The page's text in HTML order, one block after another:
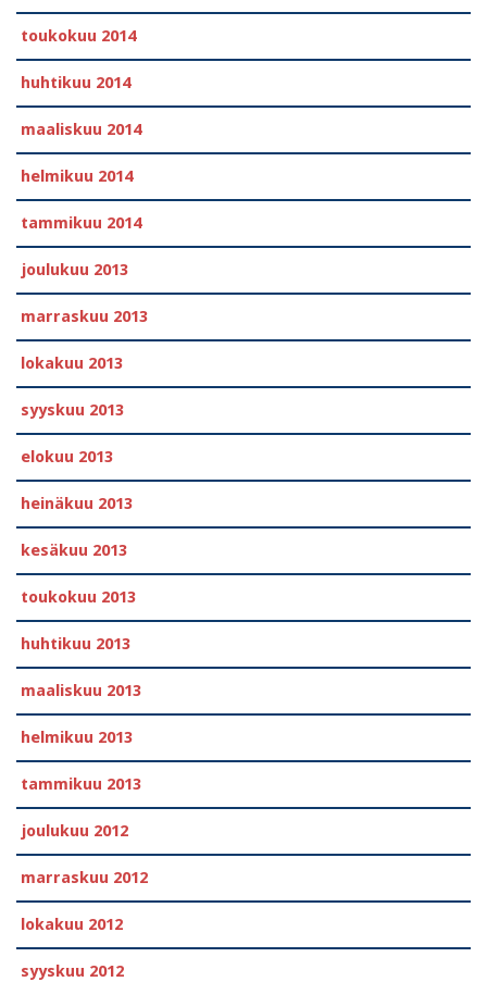
toukokuu 2014
huhtikuu 2014
maaliskuu 2014
helmikuu 2014
tammikuu 2014
joulukuu 2013
marraskuu 2013
lokakuu 2013
syyskuu 2013
elokuu 2013
heinäkuu 2013
kesäkuu 2013
toukokuu 2013
huhtikuu 2013
maaliskuu 2013
helmikuu 2013
tammikuu 2013
joulukuu 2012
marraskuu 2012
lokakuu 2012
syyskuu 2012